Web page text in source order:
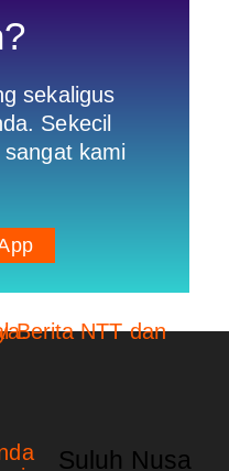
sekaligus
Sekecil
kami
Suluh Nusa